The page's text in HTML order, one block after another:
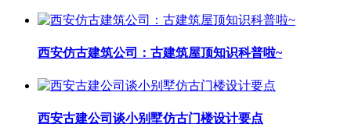
西安仿古建筑公司：古建筑屋顶知识科普啦~
西安古建公司谈小别墅仿古门楼设计要点